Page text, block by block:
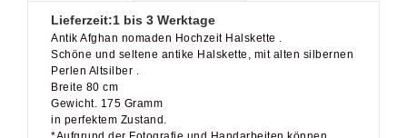
Antik Afghan nomaden Hochzeit Halskette .
Schöne und seltene antike Halskette, mit alten silbernen
Perlen Altsilber .
Breite 80 cm
Gewicht. 175 Gramm
in perfektem Zustand.
*Aufgrund der Fotografie und Handarbeiten können
möglicherweise Farbabweichungen auftreten.